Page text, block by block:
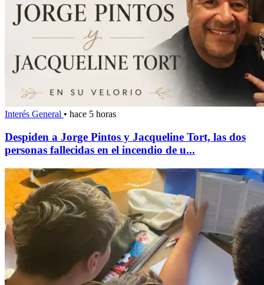
Interés General • hace 5 horas
Despiden a Jorge Pintos y Jacqueline Tort, las dos
personas fallecidas en el incendio de u...